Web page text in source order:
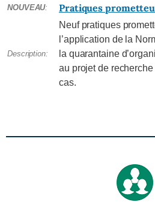
NOUVEAU: Pratiques
Description:
Neuf pratiques
l’application de la
la quarantaine
au projet de
cas.